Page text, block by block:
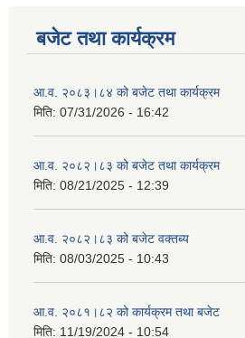
बजेट तथा कार्यक्रम
आ.व. २०८३।८४ को बजेट तथा कार्यक्रम
मिति: 07/31/2026 - 16:42
आ.व. २०८२।८३ को बजेट तथा कार्यक्रम
मिति: 08/21/2025 - 12:39
आ.व. २०८२।८३ को बजेट वक्तब्य
मिति: 08/03/2025 - 10:43
आ.व. २०८१।८२ को कार्यक्रम तथा बजेट
मिति: 11/19/2024 - 10:54